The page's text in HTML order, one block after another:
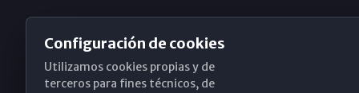
Obispado de Málaga
Configuración de cookies
Utilizamos cookies propias y de
terceros para fines técnicos, de